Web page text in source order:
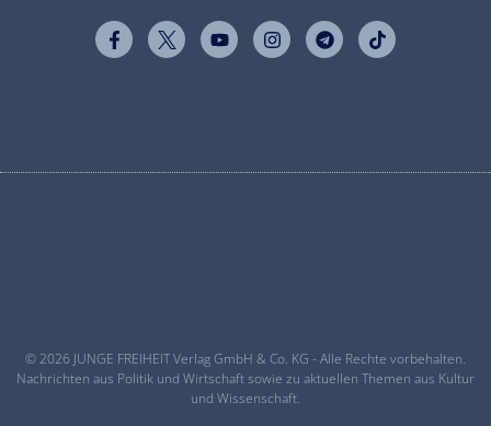
© 2026 JUNGE FREIHEIT Verlag GmbH & Co. KG - Alle Rechte vorbehalten.
Nachrichten aus Politik und Wirtschaft sowie zu aktuellen Themen aus Kultur
und Wissenschaft.